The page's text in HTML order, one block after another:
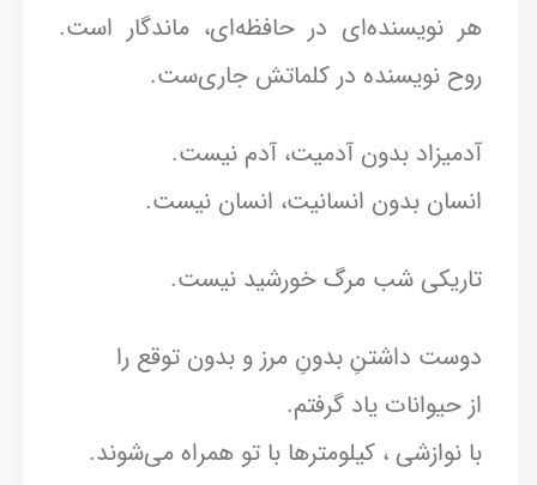
هر نویسنده‌ای در حافظه‌ای، ماندگار است.
روح نویسنده در کلماتش جاری‌ست.
آدمیزاد بدون آدمیت، آدم نیست.
انسان بدون انسانیت، انسان نیست.
تاریکی شب مرگ خورشید نیست.
دوست داشتنِ بدونِ مرز و بدون توقع را
از حیوانات یاد گرفتم.
با نوازشی ، کیلومترها با تو همراه می‌شوند.